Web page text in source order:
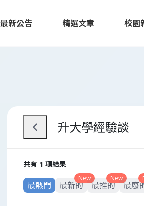
最新公告 精選文章 校園
升大學經驗談
共有 1 項結果
最熱門
New
最新的
New
最推的 最廢